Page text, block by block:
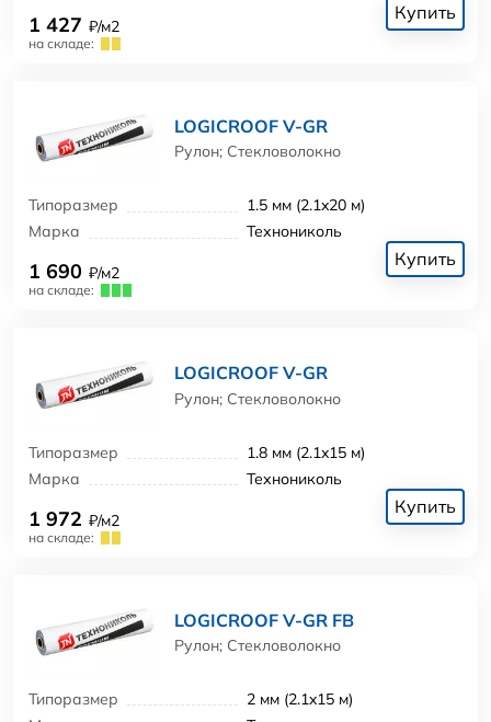
1 427 ₽/м2
на складе:
Купить
LOGICROOF V-GR
Рулон; Стекловолокно
Типоразмер
1.5 мм (2.1x20 м)
Марка
Технониколь
1 690 ₽/м2
на складе:
Купить
LOGICROOF V-GR
Рулон; Стекловолокно
Типоразмер
1.8 мм (2.1x15 м)
Марка
Технониколь
1 972 ₽/м2
на складе:
Купить
LOGICROOF V-GR FB
Рулон; Стекловолокно
Типоразмер
2 мм (2.1x15 м)